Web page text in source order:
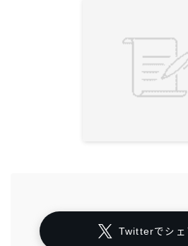
Twitterでシェ